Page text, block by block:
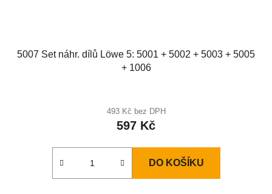
5007 Set náhr. dílů Löwe 5: 5001 + 5002 + 5003 + 5005
+ 1006
493 Kč bez DPH
597 Kč
DO KOŠÍKU